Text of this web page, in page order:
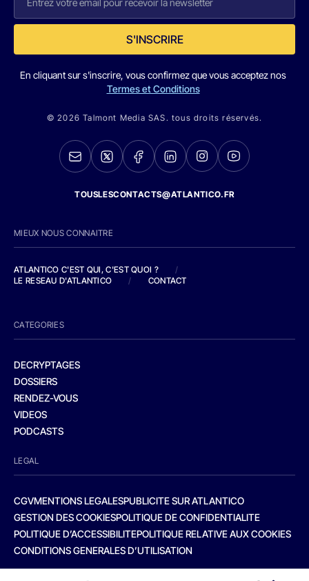
S'INSCRIRE
En cliquant sur s'inscrire, vous confirmez que vous acceptez nos
Termes et Conditions
© 2026 Talmont Media SAS. tous droits réservés.
TOUSLESCONTACTS@ATLANTICO.FR
MIEUX NOUS CONNAITRE
ATLANTICO C'EST QUI, C'EST QUOI ?
/
LE RESEAU D'ATLANTICO
/ CONTACT
CATEGORIES
DECRYPTAGES
DOSSIERS
RENDEZ-VOUS
VIDEOS
PODCASTS
LEGAL
CGVMENTIONS LEGALESPUBLICITE SUR ATLANTICO
GESTION DES COOKIESPOLITIQUE DE CONFIDENTIALITE
POLITIQUE D’ACCESSIBILITEPOLITIQUE RELATIVE AUX COOKIES
CONDITIONS GENERALES D’UTILISATION